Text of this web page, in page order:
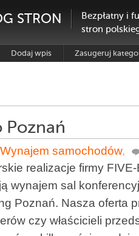
STRON
Bezpłatny i
stron
Dodaj wpis Zasugeruj
Wynajem samochodów,
realizacje firmy
wynajem sal
Poznań. Nasza oferta
czy właścicieli